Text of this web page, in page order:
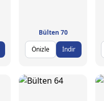
Bülten 70
Önizle
İndir